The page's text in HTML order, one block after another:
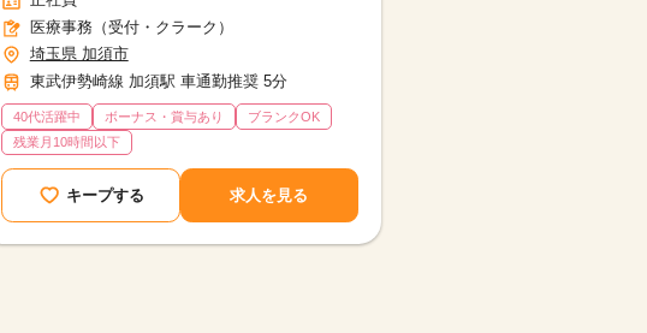
医療事務（受付・クラーク）
埼玉県 加須市
東武伊勢崎線 加須駅 車通勤推奨 5分
40代活躍中 ボーナス・賞与あり
ブランクOK
残業月10時間以下
キープする 求人を見る